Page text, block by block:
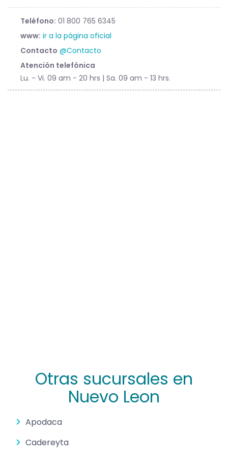
Teléfono: 01 800 765 6345
www: ir a la página oficial
Contacto @Contacto
Atención telefónica
Lu. - Vi. 09 am - 20 hrs | Sa. 09 am - 13 hrs.
Otras sucursales en
Nuevo Leon
Apodaca
Cadereyta